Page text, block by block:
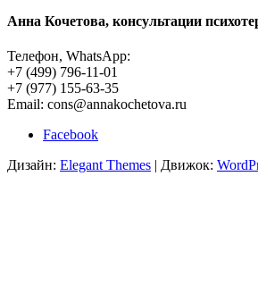
Анна Кочетова, консультации
Телефон, WhatsApp:
+7 (499) 796-11-01
+7 (977) 155-63-35
Email: cons@annakochetova.ru
Facebook
Дизайн: Elegant Themes | Движок: